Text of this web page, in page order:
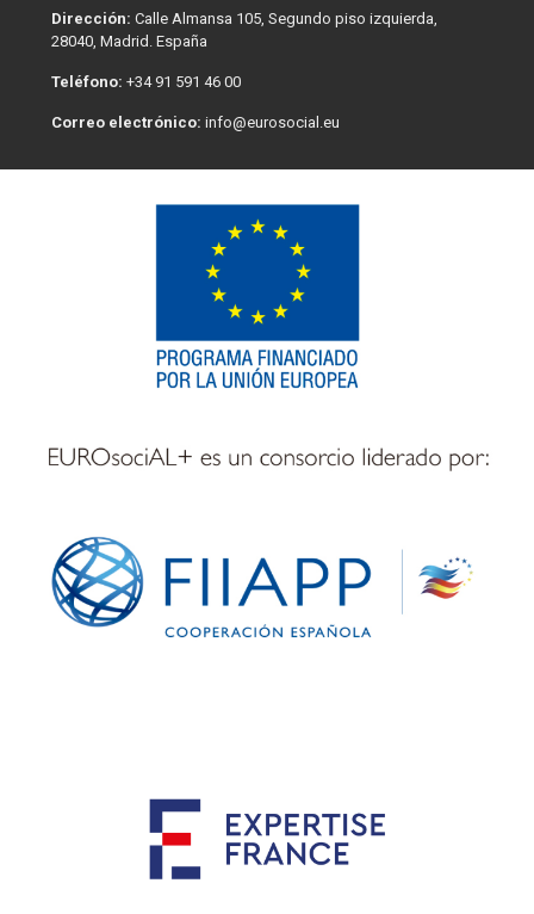
Dirección: Calle Almansa 105, Segundo piso izquierda,
28040, Madrid. España
Teléfono: +34 91 591 46 00
Correo electrónico: info@eurosocial.eu